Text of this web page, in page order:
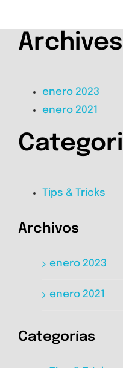
Archives
enero 2023
enero 2021
Tips & Tricks
Archivos
enero 2023
enero 2021
Categorías